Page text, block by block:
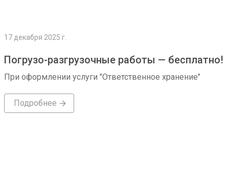
17 декабря 2025 г.
Погрузо-разгрузочные работы — бесплатно!
При оформлении услуги "Ответственное хранение"
Подробнее